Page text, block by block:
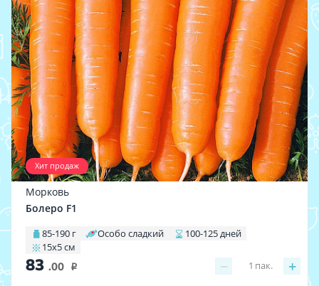
Хит продаж
Морковь
Болеро F1
85-190 г Особо сладкий
100-125 дней
15х5 см
83 .00 i − +
1 пак.